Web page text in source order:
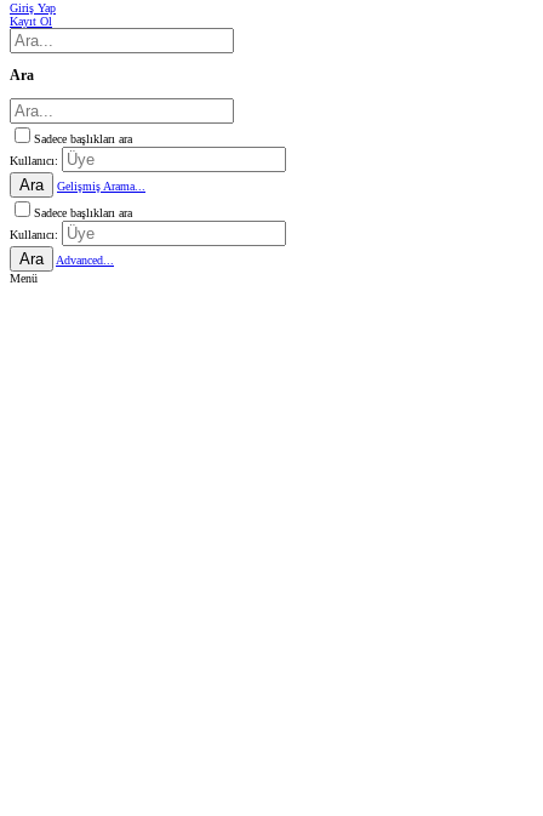
Giriş Yap
Kayıt Ol
Ara
Sadece başlıkları ara
Kullanıcı:
Ara
Gelişmiş Arama...
Sadece başlıkları ara
Kullanıcı:
Ara
Advanced...
Menü